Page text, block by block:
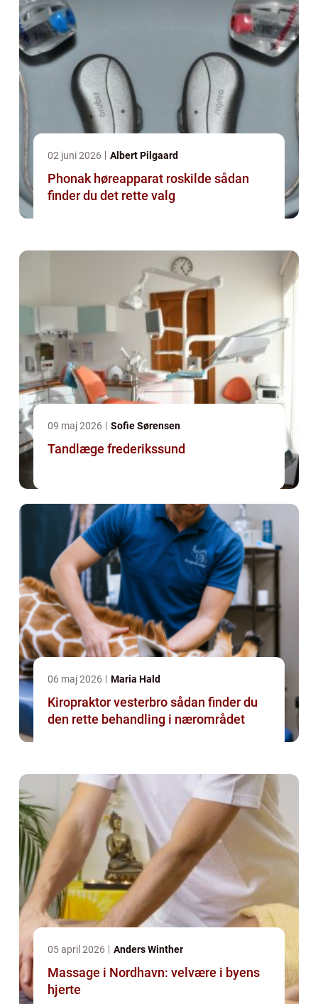
02 juni 2026 Albert Pilgaard
Phonak høreapparat roskilde sådan
finder du det rette valg
09 maj 2026 Sofie Sørensen
Tandlæge frederikssund
06 maj 2026 Maria Hald
Kiropraktor vesterbro sådan finder du
den rette behandling i nærområdet
05 april 2026 Anders Winther
Massage i Nordhavn: velvære i byens
hjerte